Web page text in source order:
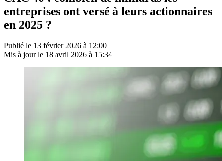
entreprises ont versé à leurs actionnaires
en 2025 ?
Publié le 13 février 2026 à 12:00
Mis à jour le 18 avril 2026 à 15:34